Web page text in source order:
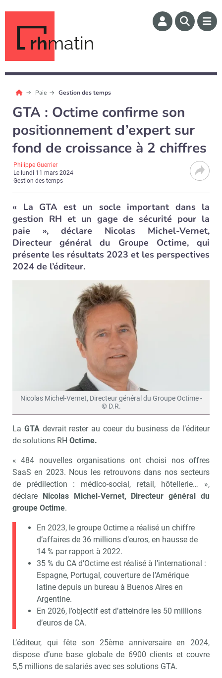
rhmatin
Paie Gestion des temps
GTA : Octime confirme son
positionnement d’expert sur
fond de croissance à 2 chiffres
Philippe Guerrier
Le lundi 11 mars 2024
Gestion des temps
« La GTA est un socle important dans la
gestion RH et un gage de sécurité pour la
paie », déclare Nicolas Michel-Vernet,
Directeur général du Groupe Octime, qui
présente les résultats 2023 et les perspectives
2024 de l’éditeur.
Nicolas Michel-Vernet, Directeur général du Groupe Octime -
© D.R.
La GTAdevrait rester au coeur du business de l’éditeur
de solutions RH Octime.
« 484 nouvelles organisations ont choisi nos offres
SaaS en 2023. Nous les retrouvons dans nos secteurs
de prédilection : médico-social, retail, hôtellerie… »,
déclare Nicolas Michel-Vernet, Directeur général du
groupe Octime.
En 2023, le groupe Octime a réalisé un chiffre
d’affaires de 36 millions d’euros, en hausse de
14 % par rapport à 2022.
35 % du CA d’Octime est réalisé à l’international :
Espagne, Portugal, couverture de l’Amérique
latine depuis un bureau à Buenos Aires en
Argentine.
En 2026, l’objectif est d’atteindre les 50 millions
d’euros de CA.
L’éditeur, qui fête son 25ème anniversaire en 2024,
dispose d’une base globale de 6900 clients et couvre
5,5 millions de salariés avec ses solutions GTA.